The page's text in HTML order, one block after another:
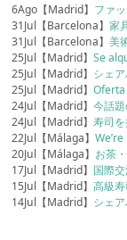
6Ago【Madrid】 ファ
31Jul【Barcelona】家
31Jul【Barcelona】美
25Jul【Madrid】Se
25Jul【Madrid】 シェ
25Jul【Madrid】
24Jul【Madrid】今話
24Jul【Madrid】寿司
22Jul【Málaga】
20Jul【Málaga】 お茶
17Jul【Madrid】 国際
15Jul【Madrid】高級
14Jul【Madrid】 シェ